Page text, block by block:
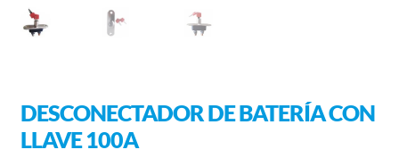
DESCONECTADOR DE BATERÍA CON
LLAVE 100A